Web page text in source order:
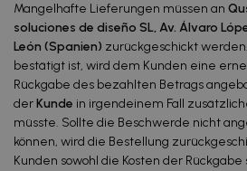
Mangelhafte Lieferungen müssen an
soluciones de diseño SL, Av. Álvaro
León (Spanien) zurückgeschickt
bestätigt ist, wird dem Kunden eine
Rückgabe des bezahlten Betrags
derKunde in irgendeinem Fall
müsste. Sollte die Beschwerde nicht
können, wird die Bestellung
Kunden sowohl die Kosten der